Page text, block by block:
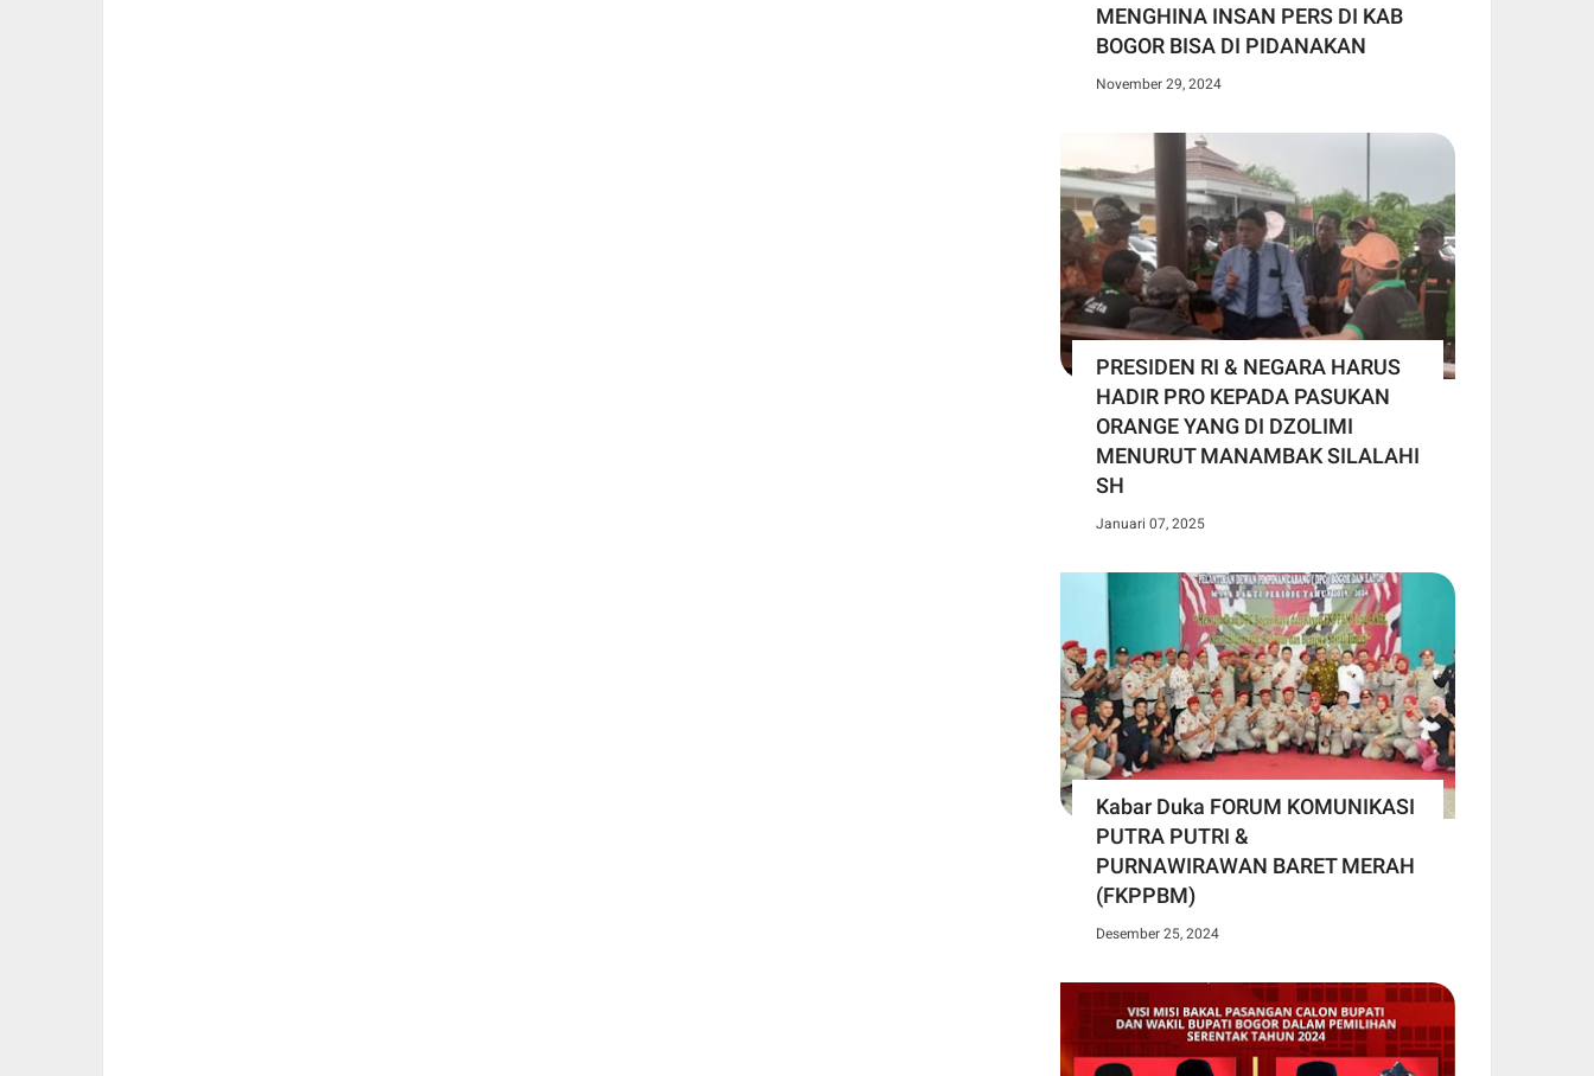
MENGHINA INSAN PERS DI KAB
BOGOR BISA DI PIDANAKAN
November 29, 2024
PRESIDEN RI & NEGARA HARUS
HADIR PRO KEPADA PASUKAN
ORANGE YANG DI DZOLIMI
MENURUT MANAMBAK SILALAHI
SH
Januari 07, 2025
Kabar Duka FORUM KOMUNIKASI
PUTRA PUTRI &
PURNAWIRAWAN BARET MERAH
(FKPPBM)
Desember 25, 2024